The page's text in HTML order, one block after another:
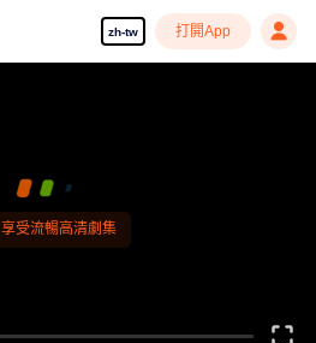
zh-tw 打開App
享受流暢高清劇集